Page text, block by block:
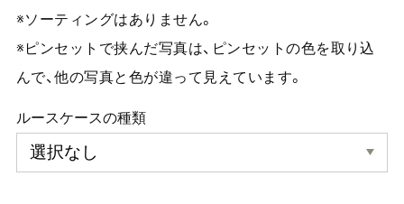
※ソーティングはありません。
※ピンセットで挟んだ写真は、ピンセットの色を取り込
んで、他の写真と色が違って見えています。
ルースケースの種類